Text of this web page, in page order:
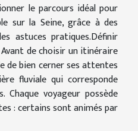
le parcours idéal pour
sur la Seine, grâce à des
astuces pratiques.Définir
de choisir un itinéraire
de bien cerner ses attentes
fluviale qui corresponde
Chaque voyageur possède
: certains sont animés par